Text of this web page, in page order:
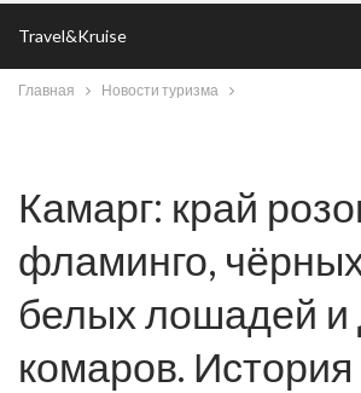
Travel&Kruise
Главная Новости туризма
Камарг: край
фламинго,
белых лошадей и
комаров. История